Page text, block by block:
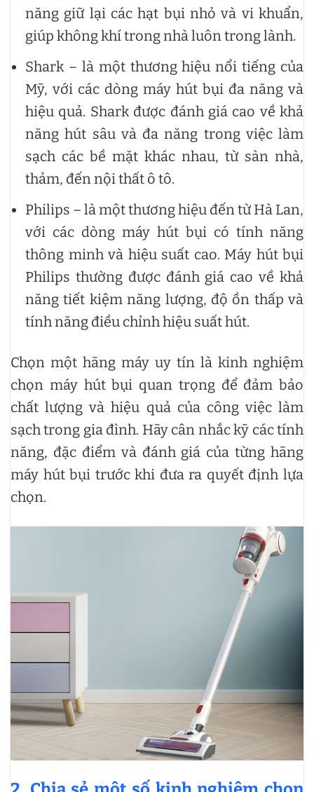
năng giữ lại các hạt bụi nhỏ và vi khuẩn,
giúp không khí trong nhà luôn trong lành.
Shark – là một thương hiệu nổi tiếng của
Mỹ, với các dòng máy hút bụi đa năng và
hiệu quả. Shark được đánh giá cao về khả
năng hút sâu và đa năng trong việc làm
sạch các bề mặt khác nhau, từ sàn nhà,
thảm, đến nội thất ô tô.
Philips – là một thương hiệu đến từ Hà Lan,
với các dòng máy hút bụi có tính năng
thông minh và hiệu suất cao. Máy hút bụi
Philips thường được đánh giá cao về khả
năng tiết kiệm năng lượng, độ ồn thấp và
tính năng điều chỉnh hiệu suất hút.
Chọn một hãng máy uy tín là kinh nghiệm
chọn máy hút bụi quan trọng để đảm bảo
chất lượng và hiệu quả của công việc làm
sạch trong gia đình. Hãy cân nhắc kỹ các tính
năng, đặc điểm và đánh giá của từng hãng
máy hút bụi trước khi đưa ra quyết định lựa
chọn.